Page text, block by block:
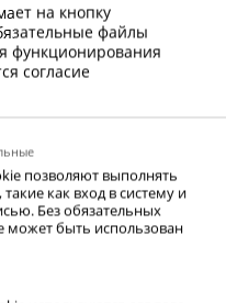
углерода. С помощью
очень низкие
-196 градусов при
В установке по
случаев это
на кнопку
файлы
функционирования
согласие
позволяют выполнять
как вход в систему и
Без обязательных
может быть использован